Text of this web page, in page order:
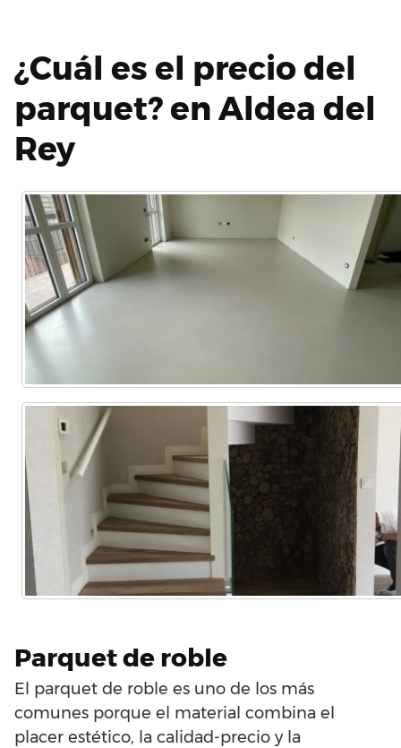
¿Cuál es el precio del
parquet? en Aldea del
Rey
Parquet de roble
El parquet de roble es uno de los más
comunes porque el material combina el
placer estético, la calidad-precio y la